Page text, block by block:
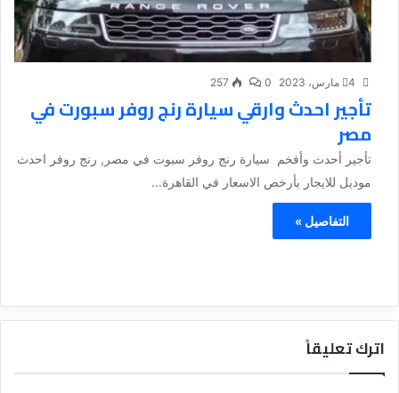
4 مارس، 2023 0
257
تأجير احدث وارقي سيارة رنج روفر سبورت في
مصر
تأجير أحدث وأفخم سيارة رنج روفر سبوت في مصر, رنج روفر احدث
موديل للايجار بأرخص الاسعار في القاهرة...
التفاصيل »
اترك تعليقاً